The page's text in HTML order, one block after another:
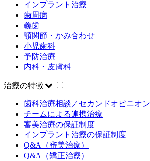
インプラント治療
歯周病
義歯
顎関節・かみ合わせ
小児歯科
予防治療
内科・皮膚科
治療の特徴
歯科治療相談／セカンドオピニオン
チームによる連携治療
審美治療の保証制度
インプラント治療の保証制度
Q&A（審美治療）
Q&A（矯正治療）